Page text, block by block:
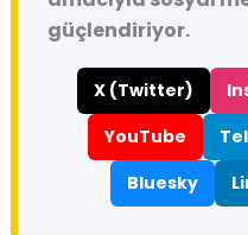
güçlendiriyor.
X (Twitter)
YouTube
Bluesky